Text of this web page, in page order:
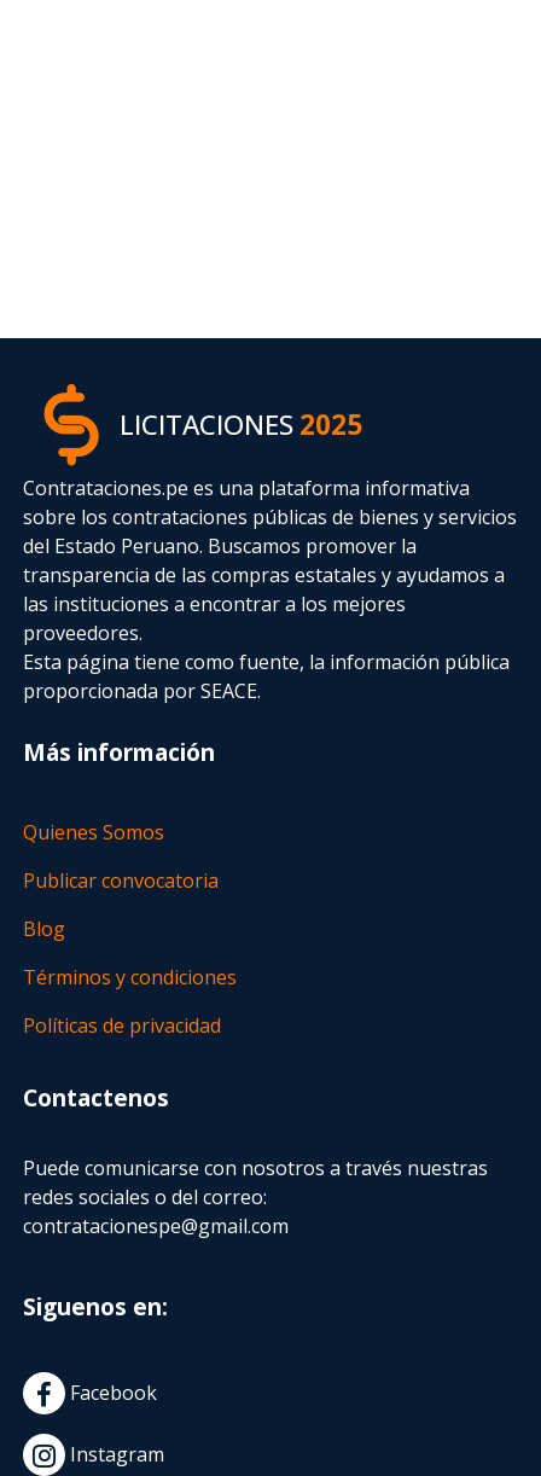
LICITACIONES2025
Contrataciones.pe es una plataforma informativa
sobre los contrataciones públicas de bienes y servicios
del Estado Peruano. Buscamos promover la
transparencia de las compras estatalesy ayudamos a
las instituciones a encontrar a los mejores
proveedores.
Esta página tiene como fuente, la información pública
proporcionada por SEACE.
Más información
Quienes Somos
Publicar convocatoria
Blog
Términos y condiciones
Políticas de privacidad
Contactenos
Puede comunicarse con nosotros a través nuestras
redes sociales o del correo:
contratacionespe@gmail.com
Siguenos en:
Facebook
Instagram